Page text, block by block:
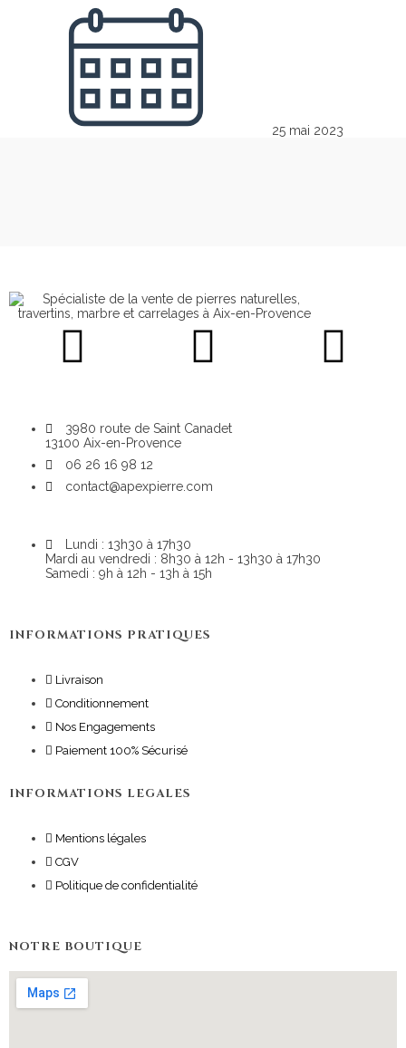
25 mai 2023
3980 route de Saint Canadet
13100 Aix-en-Provence
06 26 16 98 12
contact@apexpierre.com
Lundi : 13h30 à 17h30
Mardi au vendredi : 8h30 à 12h - 13h30 à 17h30
Samedi : 9h à 12h - 13h à 15h
INFORMATIONS PRATIQUES
Livraison
Conditionnement
Nos Engagements
Paiement 100% Sécurisé
INFORMATIONS LEGALES
Mentions légales
CGV
Politique de confidentialité
NOTRE BOUTIQUE